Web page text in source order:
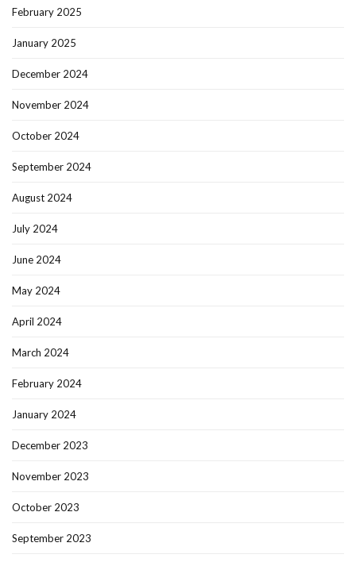
February 2025
January 2025
December 2024
November 2024
October 2024
September 2024
August 2024
July 2024
June 2024
May 2024
April 2024
March 2024
February 2024
January 2024
December 2023
November 2023
October 2023
September 2023